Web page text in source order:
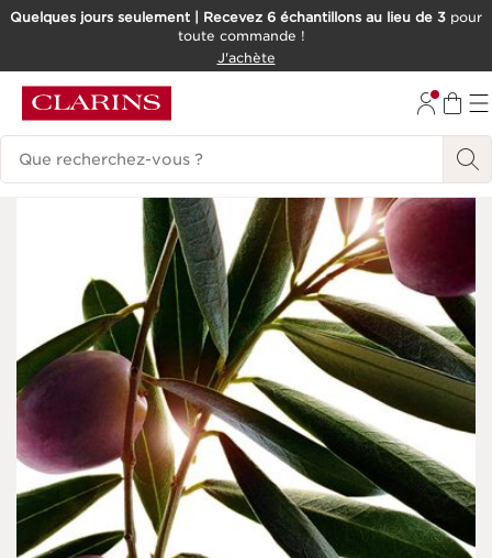
ALLER AU CONTENU
Quelques jours seulement | Recevez 6 échantillons au lieu de 3 pour
toute commande !
J'achète
Historique des recherches